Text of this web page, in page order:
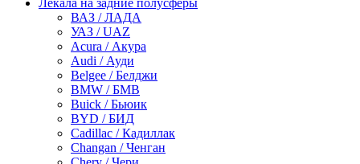
Лекала на задние полусферы
ВАЗ / ЛАДА
УАЗ / UAZ
Acura / Акура
Audi / Ауди
Belgee / Белджи
BMW / БМВ
Buick / Бьюик
BYD / БИД
Cadillac / Кадиллак
Changan / Ченган